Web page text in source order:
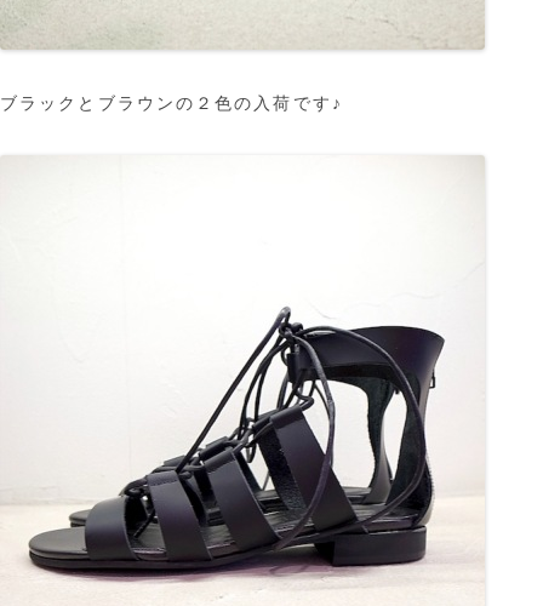
ブラックとブラウンの２色の入荷です♪